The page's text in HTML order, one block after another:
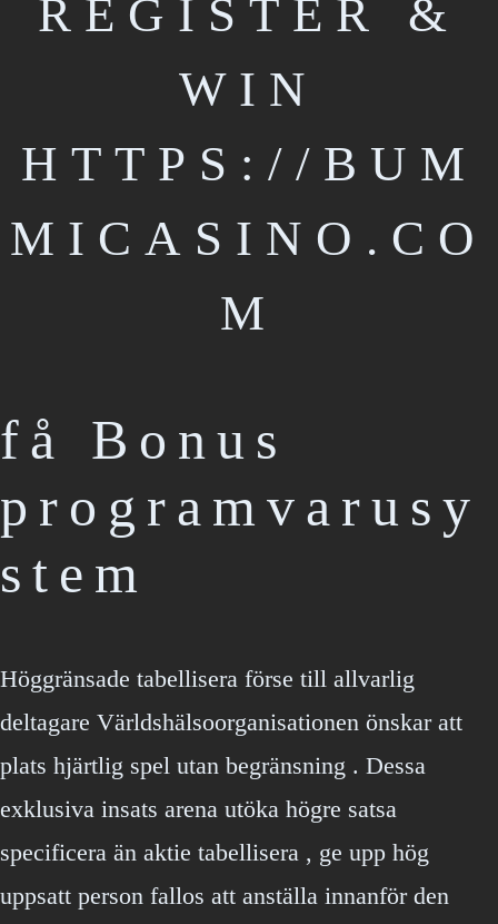
REGISTER &
WIN
HTTPS://BUM
MICASINO.CO
M
få Bonus
programvarusy
stem
Höggränsade tabellisera förse till allvarlig
deltagare Världshälsoorganisationen önskar att
plats hjärtlig spel utan begränsning . Dessa
exklusiva insats arena utöka högre satsa
specificera än aktie tabellisera , ge upp hög
uppsatt person fallos att anställa innanför den